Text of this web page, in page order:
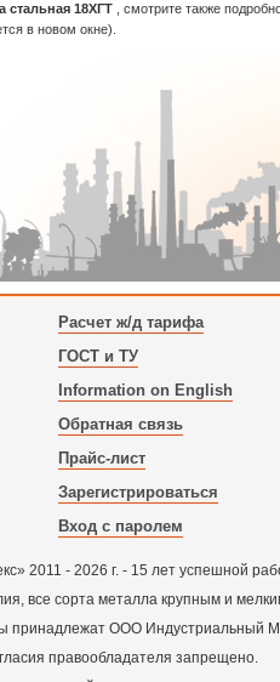
стальная 18ХГТ , смотрите также
в новом окне).
Расчет ж/д тарифа
ГОСТ и ТУ
Information on English
Обратная связь
Прайс-лист
Зарегистрироваться
Вход с паролем
2011 - 2026 г. - 15 лет успешной
все сорта металла крупным и
принадлежат ООО Индустриальный
правообладателя запрещено.